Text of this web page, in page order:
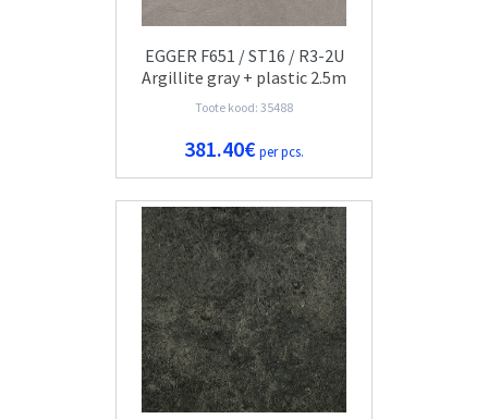
EGGER F651 / ST16 / R3-2U
Argillite gray + plastic 2.5m
Toote kood: 35488
381.40€per pcs.